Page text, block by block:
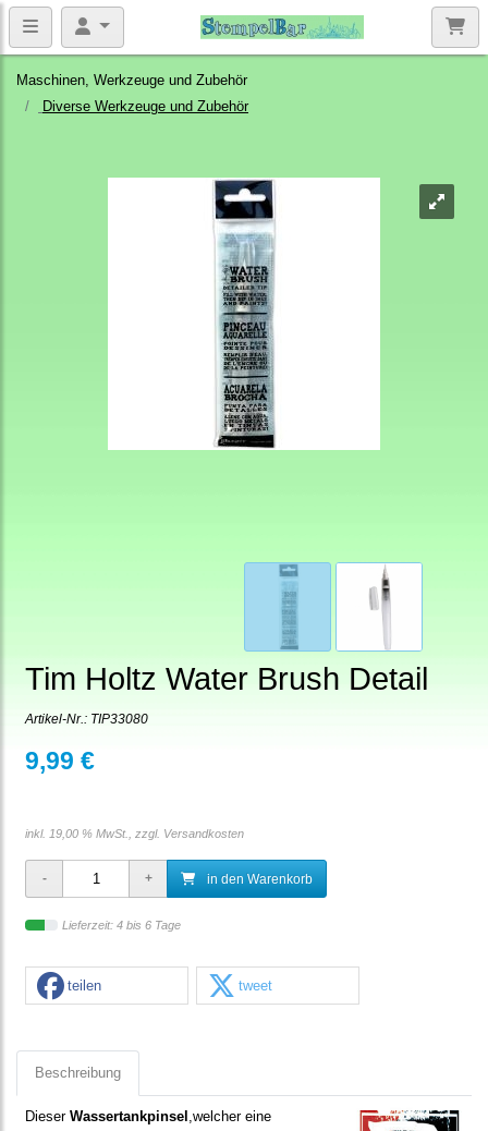
Maschinen, Werkzeuge und Zubehör
Diverse Werkzeuge und Zubehör
Tim Holtz Water Brush Detail
Artikel-Nr.: TIP33080
9,99 €
inkl. 19,00 % MwSt., zzgl. Versandkosten
in den Warenkorb
Lieferzeit: 4 bis 6 Tage
teilen tweet
Beschreibung
Dieser Wassertankpinsel ,welcher eine